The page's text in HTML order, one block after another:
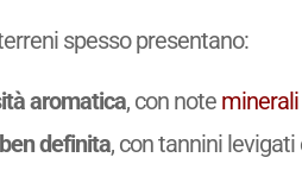
spesso presentano:
aromatica, con note minerali
definita, con tannini